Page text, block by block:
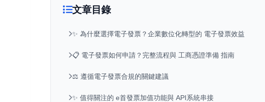
文章目錄
✨ 為什麼選擇電子發票？企業數位化轉型的 電子發票效益
📋 電子發票如何申請？完整流程與 工商憑證準備 指南
⚖️ 遵循電子發票合規的關鍵建議
✨ 值得關注的 e首發票加值功能與 API系統串接